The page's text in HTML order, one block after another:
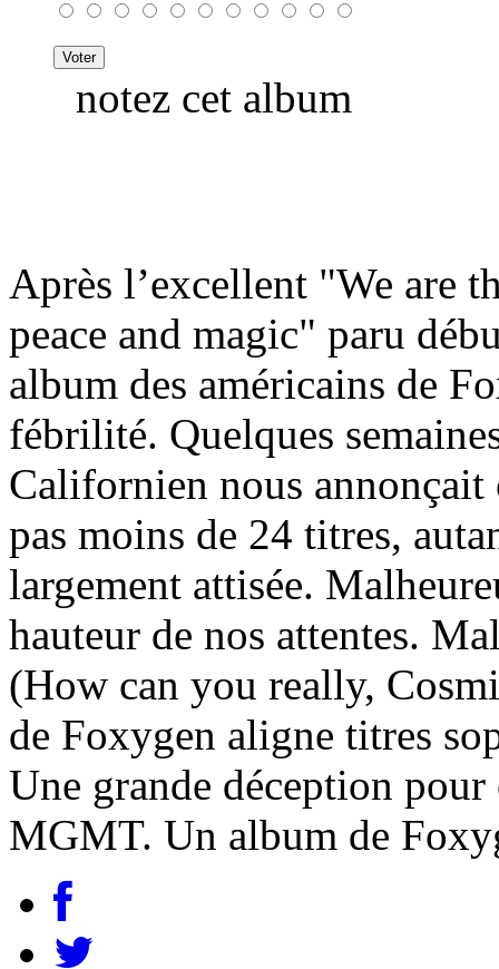
notez cet album
Après l’excellent "We are
peace and magic" paru
album des américains de
fébrilité. Quelques
Californien nous annonçait
pas moins de 24 titres,
largement attisée.
hauteur de nos attentes.
(How can you really,
de Foxygen aligne titres
Une grande déception
MGMT. Un album de